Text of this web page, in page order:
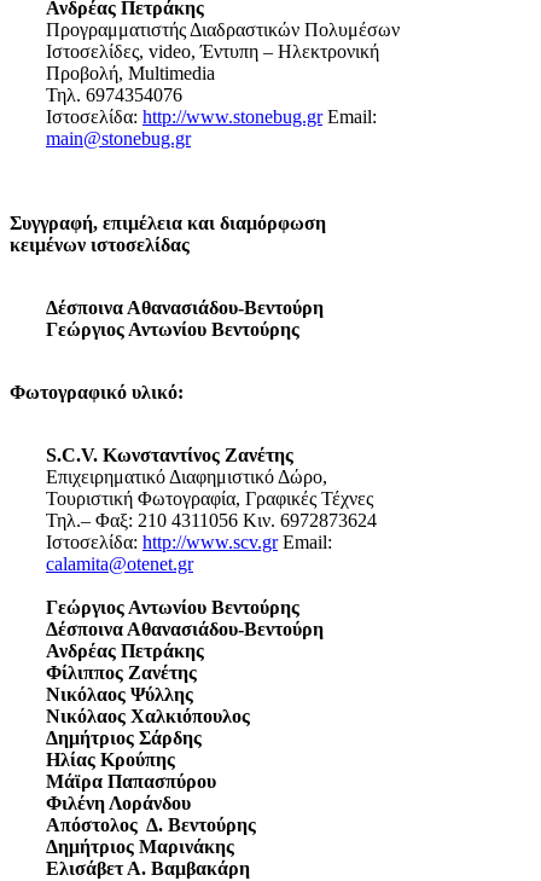
Ανδρέας Πετράκης
Προγραμματιστής Διαδραστικών Πολυμέσων
Ιστοσελίδες, video, Έντυπη – Ηλεκτρονική
Προβολή, Multimedia
Τηλ. 6974354076
Ιστοσελίδα: http://www.stonebug.grEmail:
main@stonebug.gr
Συγγραφή, επιμέλεια και διαμόρφωση
κειμένων ιστοσελίδας
Δέσποινα Αθανασιάδου-Βεντούρη
Γεώργιος Αντωνίου Βεντούρης
Φωτογραφικό υλικό:
S.C.V. Κωνσταντίνος Ζανέτης
Επιχειρηματικό Διαφημιστικό Δώρο,
Τουριστική Φωτογραφία, Γραφικές Τέχνες
Τηλ.– Φαξ: 210 4311056 Κιν. 6972873624
Ιστοσελίδα: http://www.scv.grEmail:
calamita@otenet.gr
Γεώργιος Αντωνίου Βεντούρης
Δέσποινα Αθανασιάδου-Βεντούρη
Ανδρέας Πετράκης
Φίλιππος Ζανέτης
Νικόλαος Ψύλλης
Νικόλαος Χαλκιόπουλος
Δημήτριος Σάρδης
Ηλίας Κρούπης
Μάϊρα Παπασπύρου
Φιλένη Λοράνδου
Απόστολος Δ. Βεντούρης
Δημήτριος Μαρινάκης
Ελισάβετ Α. Βαμβακάρη